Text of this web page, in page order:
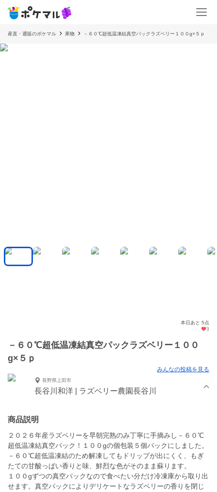
産直・通販のポケマル 果物 －６０℃超低温凍結真空パックラズベリー１００g×５ｐ
本日あと 5点
3
－６０℃超低温凍結真空パックラズベリー１００
g×５ｐ
みんなの投稿を見る
長野県上田市
長谷川和洋 | ラズベリー農園長谷川
商品説明
２０２６年産ラズベリーを早朝完熟のみ丁寧に手摘みし－６０℃
超低温凍結真空パック！１００gの個包装５個パックにしました。
－６０℃超低温凍結のため解凍してもドリップが出にくく、もぎ
たての甘酸っぱい香りと味、鮮烈な色がそのまま蘇ります。
１００gずつの真空パックなので食べたい分だけ冷凍庫から取り出
せます。真空パックによりデリケートなラズベリーの香りを閉じ